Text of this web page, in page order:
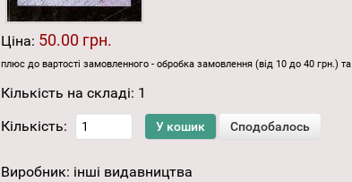
Ціна: 50.00 грн.
плюс до вартості замовленного - обробка замовлення (від 10 до 40 грн.) та
Кількість на складі: 1
Кількість:
Виробник: інші видавництва